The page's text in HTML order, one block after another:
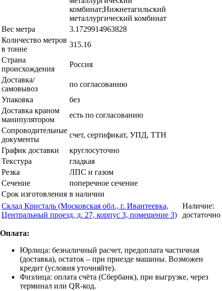
комбинат;Нижнетагильский
металлургический комбинат
Вес метра
3.1729914963828
Количество метров
в тонне
315.16
Страна
происхождения
Россия
Доставка/
самовывоз
по согласованию
Упаковка
без
Доставка краном
манипулятором
есть по согласованию
Сопроводительные
документы
счет, сертификат, УПД, ТТН
График доставки
круглосуточно
Текстура
гладкая
Резка
ЛПС и газом
Сечение
поперечное сечение
Срок изготовления в наличии
Склад Кристаль (Московская обл., г. Ивантеевка,
Центральный проезд, д. 27, корпус 3, помещение 3)
Наличие:
достаточно
Оплата:
Юрлица: безналичный расчет, предоплата частичная
(доставка), остаток – при приезде машины. Возможен
кредит (условия уточняйте).
Физлица: оплата счёта (Сбербанк), при выгрузке, через
терминал или QR-код.